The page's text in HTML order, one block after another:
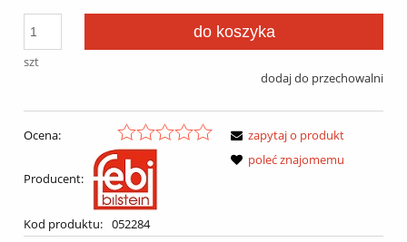
szt
do koszyka
dodaj do przechowalni
Ocena:
Producent:
Kod produktu: 052284
zapytaj o produkt
poleć znajomemu